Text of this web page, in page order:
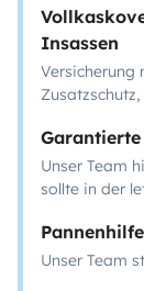
Insassen
Unser Team
sollte in der
Unser Team